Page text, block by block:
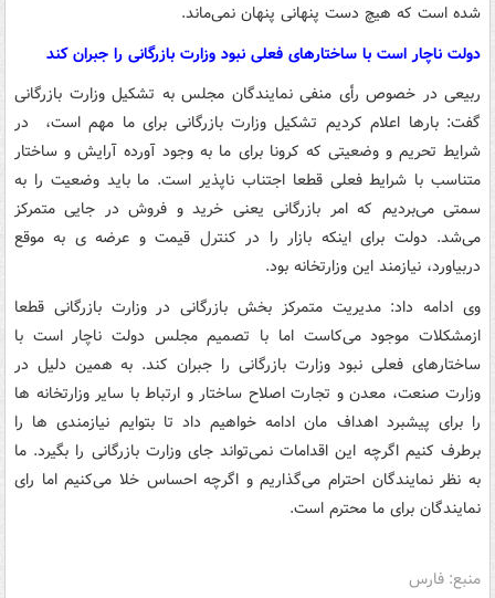
شده است که هیچ دست پنهانی پنهان نمی‌ماند.
دولت ناچار است با ساختارهای فعلی نبود وزارت بازرگانی را جبران کند
ربیعی در خصوص رأی منفی نمایندگان مجلس به تشکیل وزارت بازرگانی
گفت: بارها اعلام کردیم تشکیل وزارت بازرگانی برای ما مهم است، در
شرایط تحریم و وضعیتی که کرونا برای ما به وجود آورده آرایش و ساختار
متناسب با شرایط فعلی قطعا اجتناب ناپذیر است. ما باید وضعیت را به
سمتی می‌بردیم که امر بازرگانی یعنی خرید و فروش در جایی متمرکز
می‌شد. دولت برای اینکه بازار را در کنترل قیمت و عرضه ی به موقع
دربیاورد، نیازمند این وزارتخانه بود.
وی ادامه داد: مدیریت متمرکز بخش بازرگانی در وزارت بازرگانی قطعا
ازمشکلات موجود می‌کاست اما با تصمیم مجلس دولت ناچار است با
ساختارهای فعلی نبود وزارت بازرگانی را جبران کند. به همین دلیل در
وزارت صنعت، معدن و تجارت اصلاح ساختار و ارتباط با سایر وزارتخانه ها
را برای پیشبرد اهداف مان ادامه خواهیم داد تا بتوایم نیازمندی ها را
برطرف کنیم اگرچه این اقدامات نمی‌تواند جای وزارت بازرگانی را بگیرد. ما
به نظر نمایندگان احترام می‌گذاریم و اگرچه احساس خلا می‌کنیم اما رای
نمایندگان برای ما محترم است.
منبع: فارس